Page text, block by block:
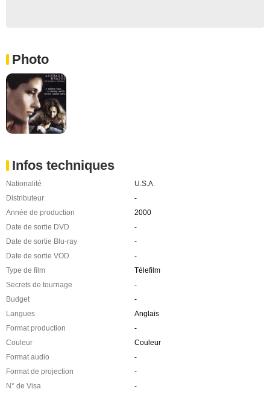
Photo
Infos techniques
Nationalité
U.S.A.
Distributeur
-
Année de production
2000
Date de sortie DVD
-
Date de sortie Blu-ray
-
Date de sortie VOD
-
Type de film
Télefilm
Secrets de tournage
-
Budget
-
Langues
Anglais
Format production
-
Couleur
Couleur
Format audio
-
Format de projection
-
N° de Visa
-